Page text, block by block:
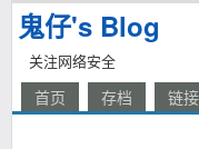
鬼仔's Blog
关注网络安全
首页 存档 链接